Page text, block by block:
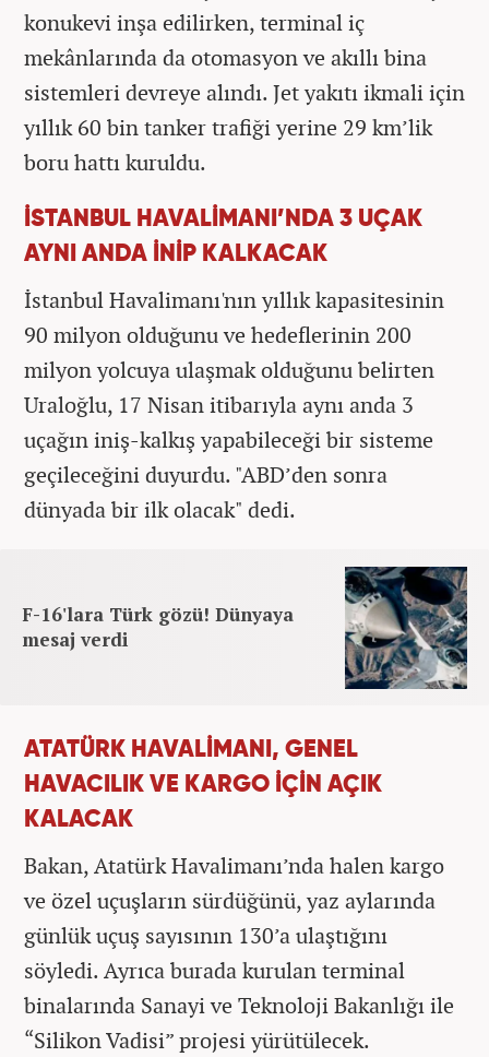
konukevi inşa edilirken, terminal iç
mekânlarında da otomasyon ve akıllı bina
sistemleri devreye alındı. Jet yakıtı ikmali için
yıllık 60 bin tanker trafiği yerine 29 km’lik
boru hattı kuruldu.
İSTANBUL HAVALİMANI’NDA 3 UÇAK
AYNI ANDA İNİP KALKACAK
İstanbul Havalimanı'nın yıllık kapasitesinin
90 milyon olduğunu ve hedeflerinin 200
milyon yolcuya ulaşmak olduğunu belirten
Uraloğlu, 17 Nisan itibarıyla aynı anda 3
uçağın iniş-kalkış yapabileceği bir sisteme
geçileceğini duyurdu. "ABD’den sonra
dünyada bir ilk olacak" dedi.
F-16'lara Türk gözü! Dünyaya
mesaj verdi
ATATÜRK HAVALİMANI, GENEL
HAVACILIK VE KARGO İÇİN AÇIK
KALACAK
Bakan, Atatürk Havalimanı’nda halen kargo
ve özel uçuşların sürdüğünü, yaz aylarında
günlük uçuş sayısının 130’a ulaştığını
söyledi. Ayrıca burada kurulan terminal
binalarında Sanayi ve Teknoloji Bakanlığı ile
“Silikon Vadisi” projesi yürütülecek.